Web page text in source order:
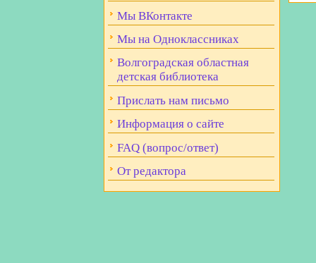
Мы ВКонтакте
Мы на Одноклассниках
Волгоградская областная
детская библиотека
Прислать нам письмо
Информация о сайте
FAQ (вопрос/ответ)
От редактора